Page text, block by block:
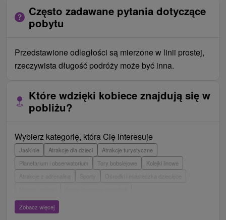
Często zadawane pytania dotyczące
pobytu
Przedstawione odległości są mierzone w linii prostej,
rzeczywista długość podróży może być inna.
Które wdzięki kobiece znajdują się w
pobliżu?
Wybierz kategorię, która Cię interesuje
Jaskinie Atrakcje dla dzieci
Atrakcje turystyczne
Planetarium i obserwatorium
Tory bobslejowe
Kolejki linowe
Atrakcje z adrenaliną
Wieże obserwacyjne i chodniki
Escaperoom
Zobacz więcej